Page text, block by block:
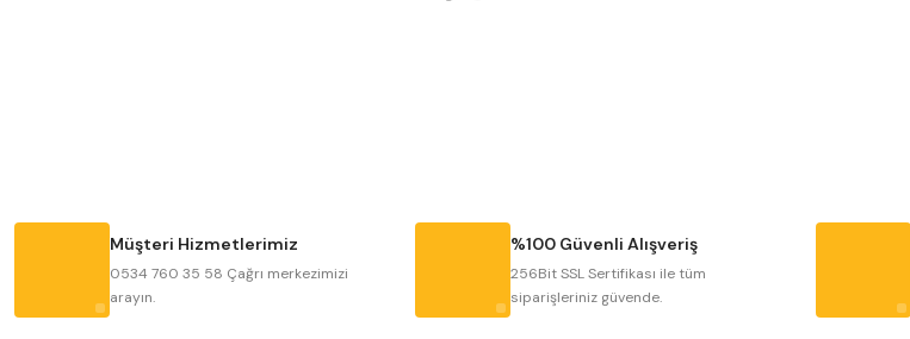
Ürün bilgilerinde hatalar bulunuyor.
Ürün fiyatı diğer sitelerden daha pahalı.
Bu ürüne benzer farklı alternatifler olmalı.
Müşteri Hizmetlerimiz
0534 760 35 58 Çağrı merkezimizi
arayın.
%100 Güvenli Alışveriş
256Bit SSL Sertifikası ile tüm
siparişleriniz güvende.